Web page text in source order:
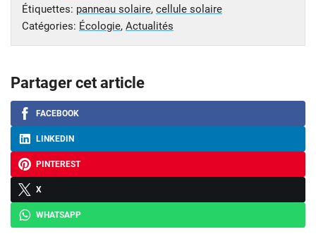
Étiquettes: panneau solaire, cellule solaire
Catégories: Écologie, Actualités
Partager cet article
FACEBOOK
LINKEDIN
PINTEREST
X
WHATSAPP